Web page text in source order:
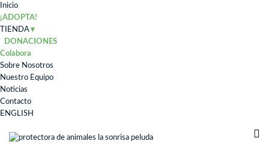
Inicio
¡ADOPTA!
TIENDA
DONACIONES
Colabora
Sobre Nosotros
Nuestro Equipo
Noticias
Contacto
ENGLISH